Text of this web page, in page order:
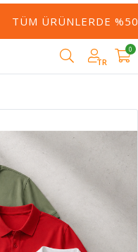
TÜM ÜRÜNLERDE %50
TR
0